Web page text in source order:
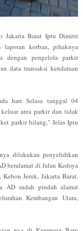
Jakarta Barat Iptu Dimitri
laporan korban, pihaknya
dengan pengelola parkir
data transaksi kendaraan
hari Selasa tanggal 04
area parkir dan tidak
parkir hilang," Jelas Iptu
dilakukan penyelidikan
beralamat di Jalan Kedoya
Jeruk, Jakarta Barat.
AD sudah pindah alamat
Kembangan Utara,